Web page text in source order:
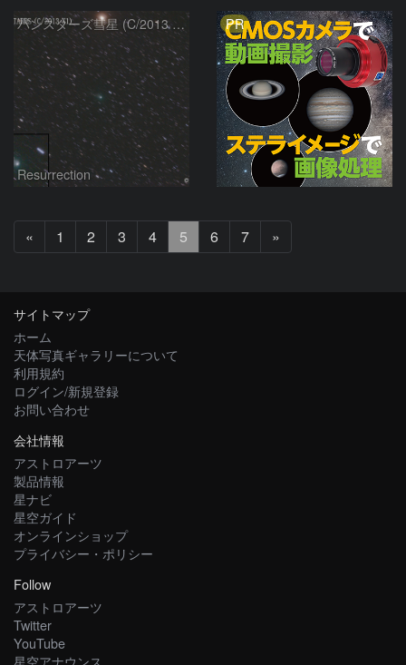
パンスターズ彗星 (C/2013 X1) 12/8
Resurrection
PR
«
へ
1 2 3 4 5 6 7 »
へ
サイトマップ
ホーム
天体写真ギャラリーについて
利用規約
ログイン/新規登録
お問い合わせ
会社情報
アストロアーツ
製品情報
星ナビ
星空ガイド
オンラインショップ
プライバシー・ポリシー
Follow
アストロアーツ
Twitter
YouTube
星空アナウンス